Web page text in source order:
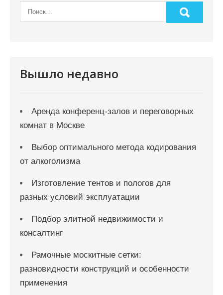
м
Вышло недавно
Аренда конференц-залов и переговорных
комнат в Москве
Выбор оптимального метода кодирования
от алкоголизма
Изготовление тентов и пологов для
разных условий эксплуатации
Подбор элитной недвижимости и
консалтинг
Рамочные москитные сетки:
разновидности конструкций и особенности
применения